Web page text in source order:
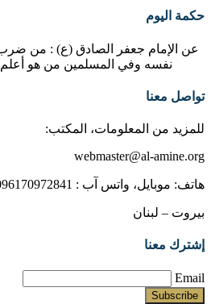
حكمة اليوم
عن الإمام جعفر الصادق (ع) : من
نفسه وفي المسلمين من هو
تواصل معنا
للمزيد من المعلومات، المكتب:
webmaster@al-amine.org
هاتف: موبايل، واتس آب : 0096170972841
بيروت – لبنان
إشترك معنا
Email